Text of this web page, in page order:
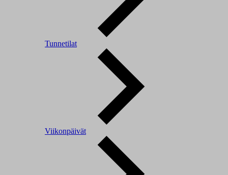
Tunnetilat
Viikonpäivät